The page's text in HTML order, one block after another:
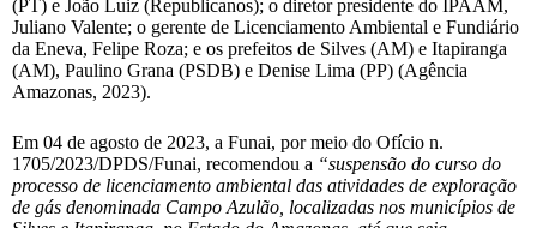
(PT) e João Luiz (Republicanos); o diretor presidente do IPAAM,
Juliano Valente; o gerente de Licenciamento Ambiental e Fundiário
da Eneva, Felipe Roza; e os prefeitos de Silves (AM) e Itapiranga
(AM), Paulino Grana (PSDB) e Denise Lima (PP) (Agência
Amazonas, 2023).
Em 04 de agosto de 2023, a Funai, por meio do Ofício n.
1705/2023/DPDS/Funai, recomendou a “suspensão do curso do
processo de licenciamento ambiental das atividades de exploração
de gás denominada Campo Azulão, localizadas nos municípios de